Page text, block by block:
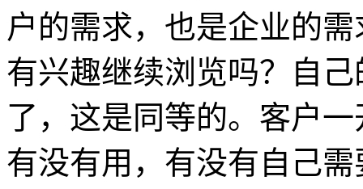
户的需求，也是企业的
有兴趣继续浏览吗？自
了，这是同等的。客户
有没有用，有没有自己